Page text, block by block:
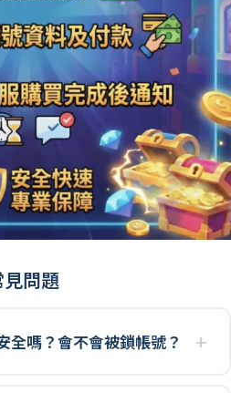
問題
全嗎？會不會被鎖帳號？